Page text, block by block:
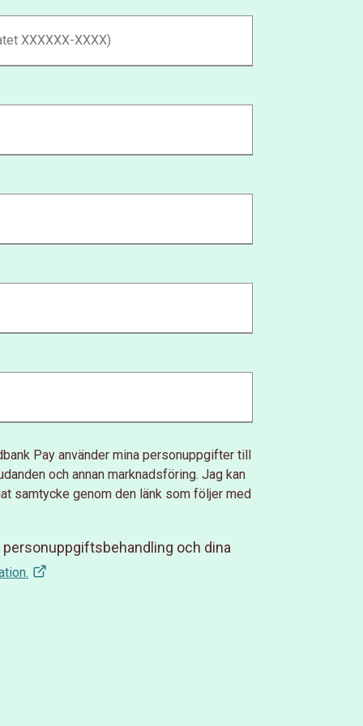
Pay använder mina personuppgifter till
och annan marknadsföring. Jag kan
samtycke genom den länk som följer med
och dina